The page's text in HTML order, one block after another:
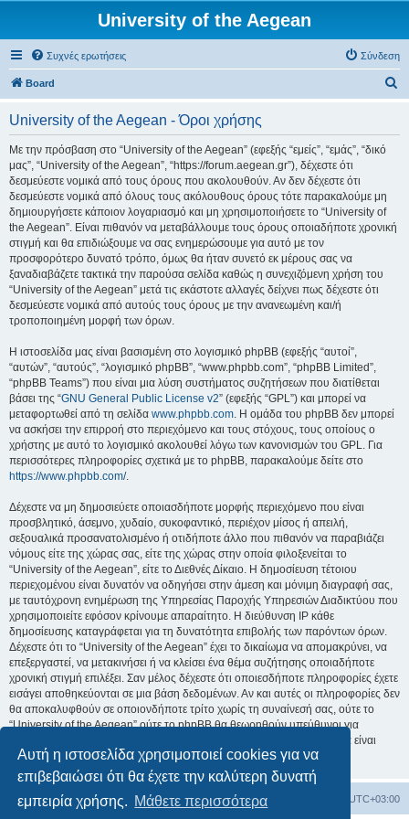
Αυτή η ιστοσελίδα χρησιμοποιεί cookies για να
επιβεβαιώσει ότι θα έχετε την καλύτερη δυνατή
εμπειρία χρήσης. Μάθετε περισσότερα
University of the Aegean
Συχνές ερωτήσεις Σύνδεση
Board
University of the Aegean - Όροι χρήσης
Με την πρόσβαση στο “University of the Aegean” (εφεξής “εμείς”, “εμάς”, “δικό
μας”, “University of the Aegean”, “https://forum.aegean.gr”), δέχεστε ότι
δεσμεύεστε νομικά από τους όρους που ακολουθούν. Αν δεν δέχεστε ότι
δεσμεύεστε νομικά από όλους τους ακόλουθους όρους τότε παρακαλούμε μη
δημιουργήσετε κάποιον λογαριασμό και μη χρησιμοποιήσετε το “University of
the Aegean”. Είναι πιθανόν να μεταβάλλουμε τους όρους οποιαδήποτε χρονική
στιγμή και θα επιδιώξουμε να σας ενημερώσουμε για αυτό με τον
προσφορότερο δυνατό τρόπο, όμως θα ήταν συνετό εκ μέρους σας να
ξαναδιαβάζετε τακτικά την παρούσα σελίδα καθώς η συνεχιζόμενη χρήση του
“University of the Aegean” μετά τις εκάστοτε αλλαγές δείχνει πως δέχεστε ότι
δεσμεύεστε νομικά από αυτούς τους όρους με την ανανεωμένη και/ή
τροποποιημένη μορφή των όρων.
Η ιστοσελίδα μας είναι βασισμένη στο λογισμικό phpBB (εφεξής “αυτοί”,
“αυτών”, “αυτούς”, “λογισμικό phpBB”, “www.phpbb.com”, “phpBB Limited”,
“phpBB Teams”) που είναι μια λύση συστήματος συζητήσεων που διατίθεται
βάσει της “GNU General Public License v2” (εφεξής “GPL”) και μπορεί να
μεταφορτωθεί από τη σελίδα www.phpbb.com. Η ομάδα του phpBB δεν μπορεί
να ασκήσει την επιρροή στο περιεχόμενο και τους στόχους, τους οποίους ο
χρήστης με αυτό το λογισμικό ακολουθεί λόγω των κανονισμών του GPL. Για
περισσότερες πληροφορίες σχετικά με το phpBB, παρακαλούμε δείτε στο
https://www.phpbb.com/.
Δέχεστε να μη δημοσιεύετε οποιασδήποτε μορφής περιεχόμενο που είναι
προσβλητικό, άσεμνο, χυδαίο, συκοφαντικό, περιέχον μίσος ή απειλή,
σεξουαλικά προσανατολισμένο ή οτιδήποτε άλλο που πιθανόν να παραβιάζει
νόμους είτε της χώρας σας, είτε της χώρας στην οποία φιλοξενείται το
“University of the Aegean”, είτε το Διεθνές Δίκαιο. Η δημοσίευση τέτοιου
περιεχομένου είναι δυνατόν να οδηγήσει στην άμεση και μόνιμη διαγραφή σας,
με ταυτόχρονη ενημέρωση της Υπηρεσίας Παροχής Υπηρεσιών Διαδικτύου που
χρησιμοποιείτε εφόσον κρίνουμε απαραίτητο. Η διεύθυνση IP κάθε
δημοσίευσης καταγράφεται για τη δυνατότητα επιβολής των παρόντων όρων.
Δέχεστε ότι το “University of the Aegean” έχει το δικαίωμα να απομακρύνει, να
επεξεργαστεί, να μετακινήσει ή να κλείσει ένα θέμα συζήτησης οποιαδήποτε
χρονική στιγμή επιλέξει. Σαν μέλος δέχεστε ότι οποιεσδήποτε πληροφορίες έχετε
εισάγει αποθηκεύονται σε μια βάση δεδομένων. Αν και αυτές οι πληροφορίες δεν
θα αποκαλυφθούν σε οποιονδήποτε τρίτο χωρίς τη συναίνεσή σας, ούτε το
“University of the Aegean” ούτε το phpBB θα θεωρηθούν υπεύθυνοι για
οποιαδήποτε απόπειρα ηλεκτρονικής εισβολής ή παραβίασης η οποία είναι
δυνατόν να οδηγήσει σε απώλεια αυτών των δεδομένων.
Board Όλοι οι χρόνοι είναι UTC+03:00
Διαγραφή cookies